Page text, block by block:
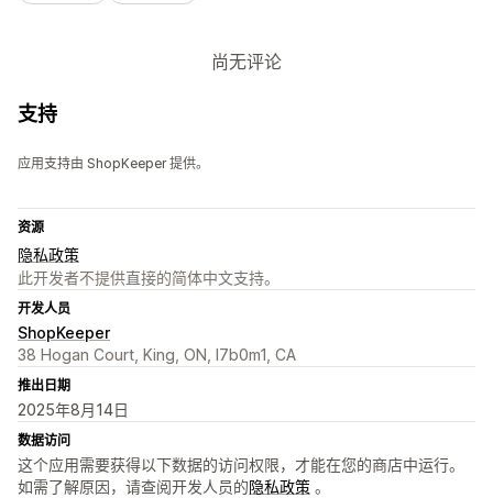
尚无评论
支持
应用支持由 ShopKeeper 提供。
资源
隐私政策
此开发者不提供直接的简体中文支持。
开发人员
ShopKeeper
38 Hogan Court, King, ON, l7b0m1, CA
推出日期
2025年8月14日
数据访问
这个应用需要获得以下数据的访问权限，才能在您的商店中运行。
如需了解原因，请查阅开发人员的隐私政策 。